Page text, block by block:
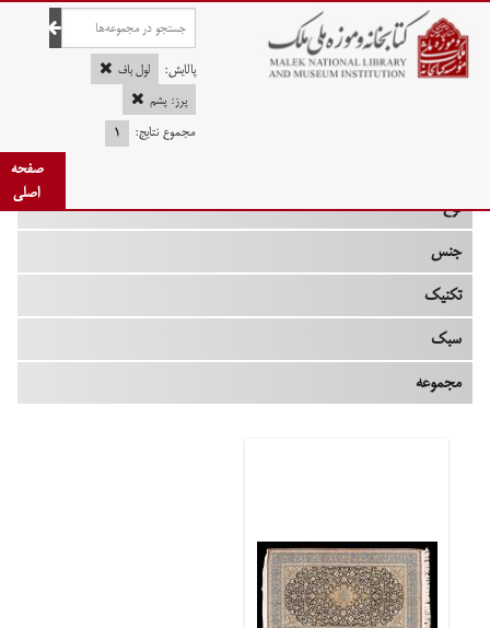
صفحه اصلی
پالایش:
لول باف
پرز: پشم
مجموع نتایج:
۱
صفحه
اصلی
نوع
جنس
تکنیک
سبک
مجموعه